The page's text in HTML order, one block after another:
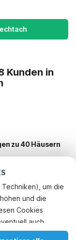
um die
und die
Cookies
auch
Ihren
Kunden in
zu 40 Häusern
den Urlaub